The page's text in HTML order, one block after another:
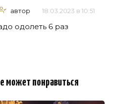
автор 18.03.2023 в 10:51
одолеть 6 раз
может понравиться